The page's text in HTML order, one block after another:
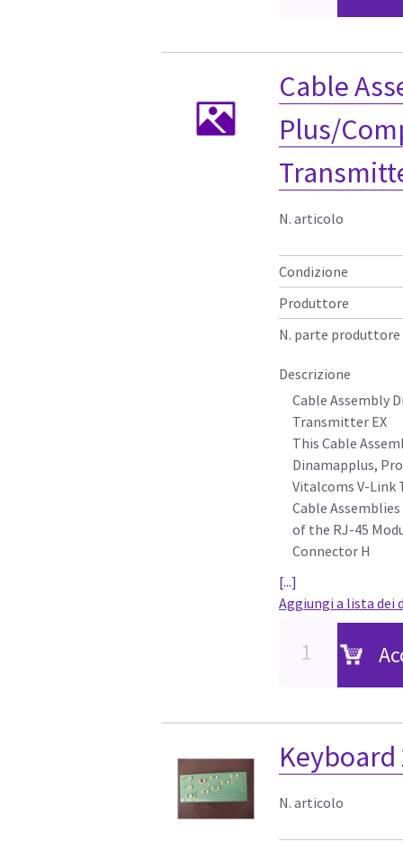
Cable
Plus/
N. articolo
Condizione
Produttore
N. parte produttore
Descrizione
Cable Assembly
Transmitter EX
This Cable
Dinamapplus,
Vitalcoms V-
Cable
of the RJ-45
Connector H
[...]
Aggiungi a lista dei
Keyboard
N. articolo